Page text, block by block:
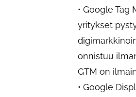
• Google
yritykset
onnistuu
GTM on
• Google